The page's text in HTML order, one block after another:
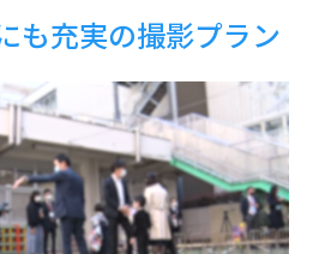
も充実の撮影プラン